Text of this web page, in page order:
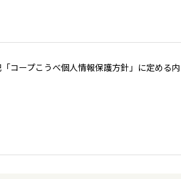
コープこうべ個人情報保護方針」に定める内